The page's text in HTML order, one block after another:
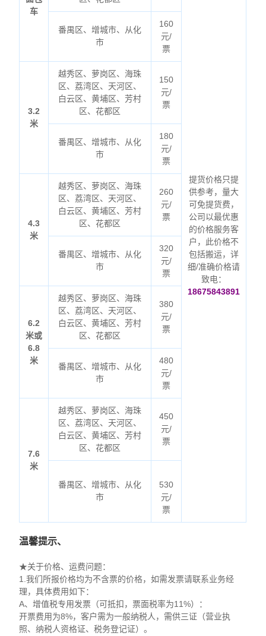
车
提货价格只提
供参考，量大
可免提货费，
公司以最优惠
的价格服务客
户，此价格不
包括搬运，详
细/准确价格请
致电：
18675843891
番禺区、增城市、从化
市
160
元/
票
3.2
米
越秀区、萝岗区、海珠
区、荔湾区、天河区、
白云区、黄埔区、芳村
区、花都区
150
元/
票
番禺区、增城市、从化
市
180
元/
票
4.3
米
越秀区、萝岗区、海珠
区、荔湾区、天河区、
白云区、黄埔区、芳村
区、花都区
260
元/
票
番禺区、增城市、从化
市
320
元/
票
6.2
米或
6.8
米
越秀区、萝岗区、海珠
区、荔湾区、天河区、
白云区、黄埔区、芳村
区、花都区
380
元/
票
番禺区、增城市、从化
市
480
元/
票
7.6
米
越秀区、萝岗区、海珠
区、荔湾区、天河区、
白云区、黄埔区、芳村
区、花都区
450
元/
票
番禺区、增城市、从化
市
530
元/
票
温馨提示、
★关于价格、运费问题：
1.我们所报价格均为不含票的价格，如需发票请联系业务经
理，具体费用如下：
A、增值税专用发票（可抵扣，票面税率为11%）：
开票费用为8%，客户需为一般纳税人，需供三证（营业执
照、纳税人资格证、税务登记证）。